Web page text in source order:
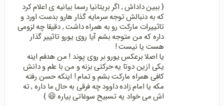
{ ببین داداش , اگر بریتانیا رسما بیانیه ی اعلام کرد
که به دنبالش توجه سرمایه گذار هارو بدست اورد و
تاثییرات مارکت رو به همراه داشت , دقیقا چه لزومی
داره که من متوجه بشم آیا روی یورو تاثییر گذار
هست یا نیست !
یا اصلا برعکس یورو بر روی پوند ! من هدفم اینه
یکی ازین دوتا یه حرکتی بزنه و من با علم و دانش
کافی همراه مارکت بشم و تمام ! اینکه حسن رفته
مکه یا امام زاده داوود چه فرقی به حال ما داره , ته
اش می خواد یه تسبیح سوغاتی بیاره 😃 }